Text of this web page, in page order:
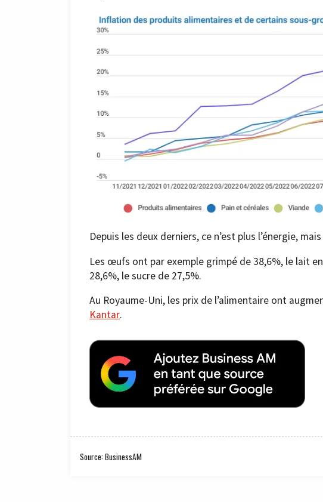
Depuis les deux derniers, ce n’est plus l’énergie,
Les œufs ont par exemple grimpé de 38,6%, le lait
28,6%, le sucre de 27,5%.
Au Royaume-Uni, les prix de l’alimentaire ont
Kantar.
Source: BusinessAM